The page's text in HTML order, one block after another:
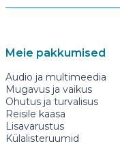
Meie pakkumised
Audio ja multimeedia
Mugavus ja vaikus
Ohutus ja turvalisus
Reisile kaasa
Lisavarustus
Külalisteruumid